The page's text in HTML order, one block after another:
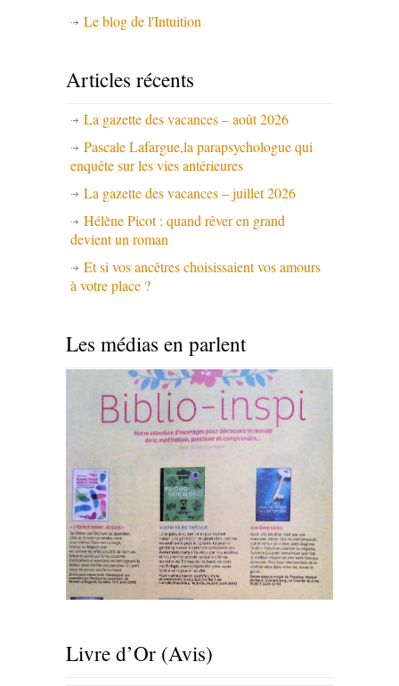
Le blog de l'Intuition
Articles récents
La gazette des vacances – août 2026
Pascale Lafargue,la parapsychologue qui
enquête sur les vies antérieures
La gazette des vacances – juillet 2026
Hélène Picot : quand rêver en grand
devient un roman
Et si vos ancêtres choisissaient vos amours
à votre place ?
Les médias en parlent
Livre d’Or (Avis)